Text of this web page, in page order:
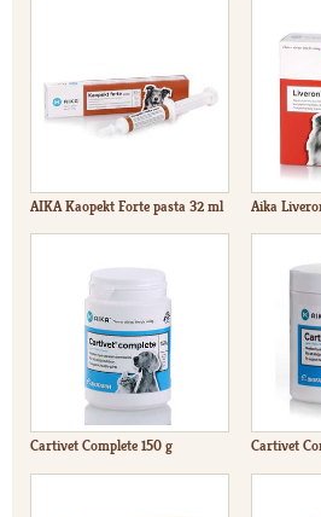
AIKA Kaopekt Forte pasta 32 ml Aika
Cartivet Complete 150 g Cartivet